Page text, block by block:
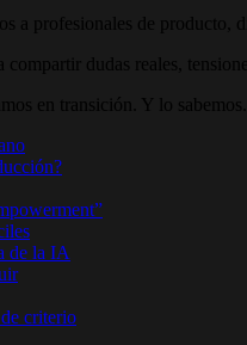
a profesionales de producto,
dudas reales,
en transición. Y lo sabemos.
de la IA
criterio